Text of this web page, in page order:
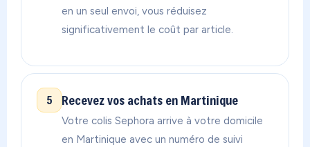
en un seul envoi, vous réduisez
significativement le coût par article.
5 Recevez vos achats en Martinique
Votre colis Sephora arrive à votre domicile
en Martinique avec un numéro de suivi